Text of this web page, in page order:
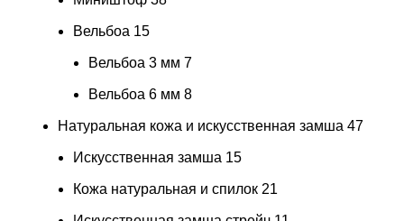
Вельбоа 15
Вельбоа 3 мм 7
Вельбоа 6 мм 8
Натуральная кожа и искусственная замша 47
Искусственная замша 15
Кожа натуральная и спилок 21